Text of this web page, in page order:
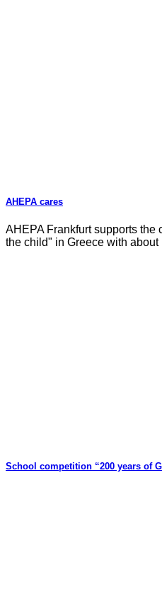
AHEPA cares
AHEPA Frankfurt supports
the child" in Greece with about
School competition “200 years of